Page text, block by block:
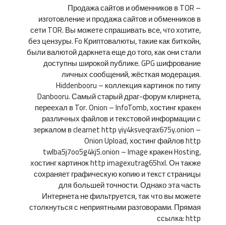
Продажа сайтов и обменников в TOR –
изготовление и продажа сайтов и обменников в
сети TOR. Вы можете спрашивать все, что хотите,
без цензуры. Fo Криптовалюты, такие как биткойн,
были валютой даркнета еще до того, как они стали
доступны широкой публике. GPG шифрование
личных сообщений, жёсткая модерация.
Hiddenbooru – коллекция картинок по типу
Danbooru. Самый старый драг-форум клирнета,
переехал в Tor. Onion – InfoTomb, хостинг кракен
различных файлов и текстовой информации с
зеркалом в clearnet http yiy4ksveqrax675y.onion –
Onion Upload, хостинг файлов http
twlba5j7oo5g4kj5.onion – Image кракен Hosting,
хостинг картинок http imagexutrag65hxl. Он также
сохраняет графическую копию и текст страницы
для большей точности. Однако эта часть
Интернета не фильтруется, так что вы можете
столкнуться с неприятными разговорами. Прямая
ссылка: http